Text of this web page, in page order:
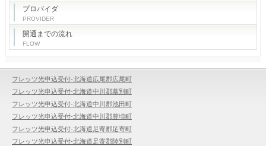
プロバイダ
PROVIDER
開通までの流れ
FLOW
フレッツ光申込受付-北海道広尾郡広尾町
フレッツ光申込受付-北海道中川郡幕別町
フレッツ光申込受付-北海道中川郡池田町
フレッツ光申込受付-北海道中川郡豊頃町
フレッツ光申込受付-北海道足寄郡足寄町
フレッツ光申込受付-北海道足寄郡陸別町